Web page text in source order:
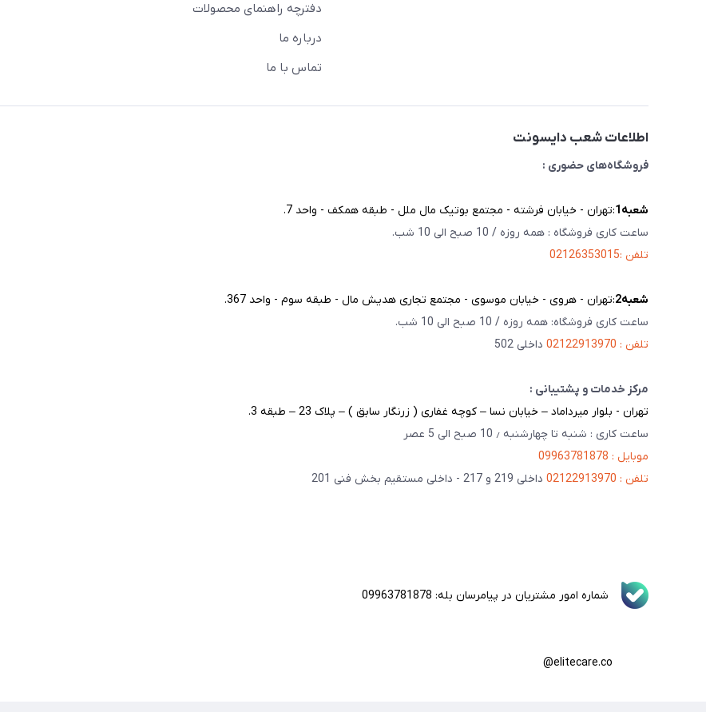
دفترچه راهنمای محصولات
درباره ما
تماس با ما
اطلاعات شعب دایسونت
فروشگاه‌های حضوری :
شعبه‌1 :تهران - خیابان فرشته - مجتمع بوتیک مال ملل - طبقه همکف - واحد 7.
ساعت کاری فروشگاه : همه روزه / 10 صبح الی 10 شب.
تلفن :02126353015
شعبه‌2 :تهران - هروی - خیابان موسوی - مجتمع تجاری هدیش مال - طبقه سوم - واحد 367.
ساعت کاری فروشگاه: همه روزه / 10 صبح الی 10 شب.
تلفن : 02122913970
داخلی 502
مرکز خدمات و پشتیبانی :
تهران - بلوار میرداماد – خیابان نسا – کوچه غفاری ( زرنگار سابق ) – پلاک 23 – طبقه 3.
ساعت کاری : شنبه تا چهارشنبه ٫ 10 صبح الی 5 عصر
موبایل : 09963781878
تلفن : 02122913970
داخلی 219 و 217 - داخلی مستقیم بخش فنی 201
شماره امور مشتریان در پیامرسان بله: 09963781878